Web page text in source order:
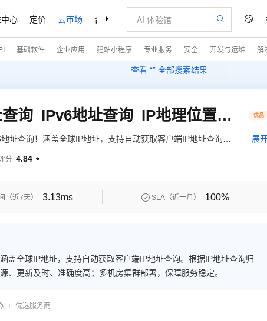
心 定价 云市场 合作伙伴 支持与服务 了解阿里云
查看 “” 全部搜索结果
基础软件 企业应用 建站小程序 专业服务 安全 开发与运维 解
全球IP归属地查询_IP地址查询_IPv6地址查询_IP地理位置库查询_IP离线库查询_私有化部署_离线查询（限时免费） 优品
址查询！涵盖全球IP地址，支持自动获取客户端IP地址查询。
展
分 4.84 
（近7天） 3.13ms  SLA（近一月） 100%
盖全球IP地址，支持自动获取客户端IP地址查询。根据IP地址查询归
更新及时、准确度高；多机房集群部署，保障服务稳定。
优选服务商